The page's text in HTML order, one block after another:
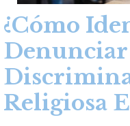
¿Cómo
Denunciar
Religiosa